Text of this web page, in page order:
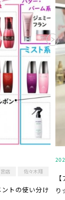
店 佐々木翔
トの使い分け
り